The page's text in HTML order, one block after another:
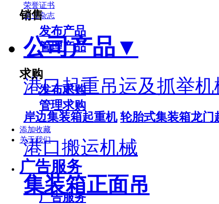
销售
发布产品
管理产品
求购
发布求购
管理求购
添加收藏
关于我们
广告服务
广告服务
荣誉证书
企业杂志
公司产品▼
港口起重吊运及抓举机
岸边集装箱起重机 轮胎式集装箱龙门
港口搬运机械
集装箱正面吊